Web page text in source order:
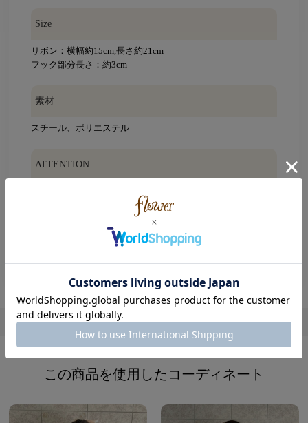
Size
リボン：横幅約15cm,長さ約21cm
フック部分長さ：約3cm
素材
スチール、ポリエステル
ATTENTION
つひとつ大きさや形・色味が多少異なる場合もございます。
※摩擦や引っ張り等により、破損するおそれがありますの
で、丁寧にお取り扱い下さい。
※ご使用の際には周囲の物との引っかかりにご注意下さい。
レビューを書く
この商品を使用したコーディネート